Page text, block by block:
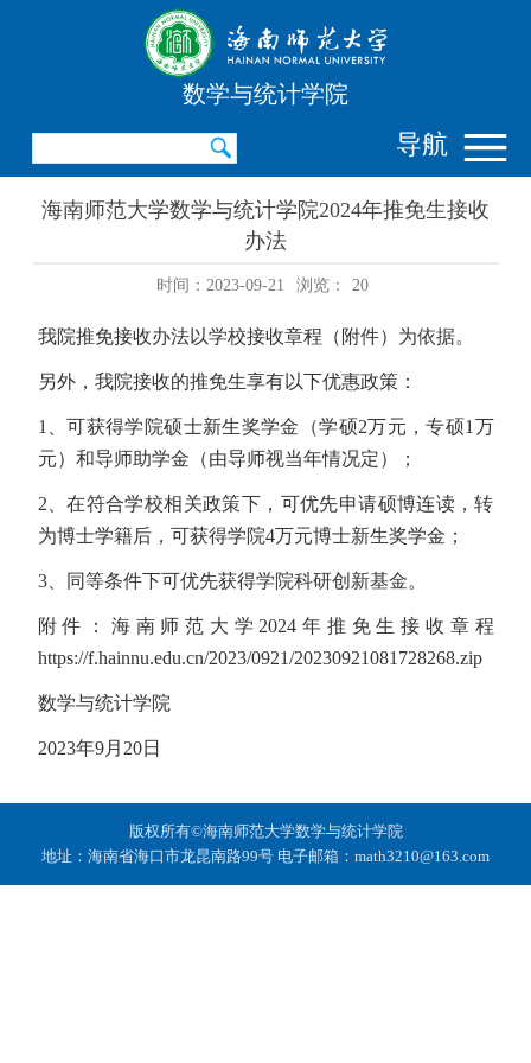
数学与统计学院
导航
海南师范大学数学与统计学院2024年推免生接收
办法
时间：2023-09-21 浏览： 20
我院推免接收办法以学校接收章程（附件）为依据。
另外，我院接收的推免生享有以下优惠政策：
1、可获得学院硕士新生奖学金（学硕2万元，专硕1万
元）和导师助学金（由导师视当年情况定）；
2、在符合学校相关政策下，可优先申请硕博连读，转
为博士学籍后，可获得学院4万元博士新生奖学金；
3、同等条件下可优先获得学院科研创新基金。
附件：海南师范大学2024年推免生接收章程
https://f.hainnu.edu.cn/2023/0921/20230921081728268.zip
数学与统计学院
2023年9月20日
版权所有©海南师范大学数学与统计学院
地址：海南省海口市龙昆南路99号 电子邮箱：math3210@163.com